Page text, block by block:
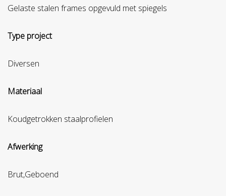
Gelaste stalen frames opgevuld met spiegels
Type project
Diversen
Materiaal
Koudgetrokken staalprofielen
Afwerking
Brut,Geboend